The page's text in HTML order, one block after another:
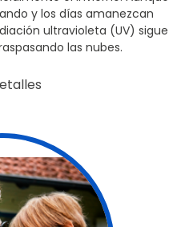
y los días amanezcan
ultravioleta (UV) sigue
las nubes.